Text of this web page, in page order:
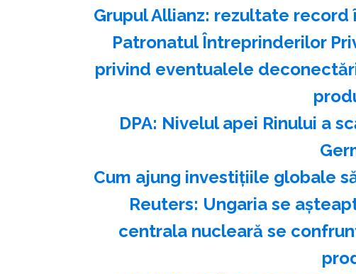
Grupul Allianz: rezultate
Patronatul Întreprinderilor
privind eventualele
DPA: Nivelul apei Rinului a
Cum ajung investițiile globale
Reuters: Ungaria se
centrala nucleară se